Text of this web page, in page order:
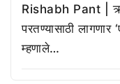
Rishabh Pant |
परतण्यासाठी लागणार
म्हणाले…